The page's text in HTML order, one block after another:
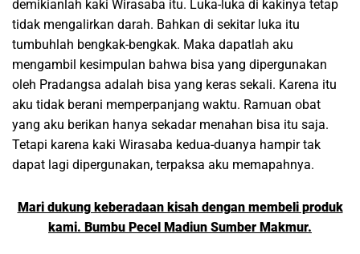
demikianlah kaki Wirasaba itu. Luka-luka di kakinya tetap
tidak mengalirkan darah. Bahkan di sekitar luka itu
tumbuhlah bengkak-bengkak. Maka dapatlah aku
mengambil kesimpulan bahwa bisa yang dipergunakan
oleh Pradangsa adalah bisa yang keras sekali. Karena itu
aku tidak berani memperpanjang waktu. Ramuan obat
yang aku berikan hanya sekadar menahan bisa itu saja.
Tetapi karena kaki Wirasaba kedua-duanya hampir tak
dapat lagi dipergunakan, terpaksa aku memapahnya.
Mari dukung keberadaan kisah dengan membeli produk
kami. Bumbu Pecel Madiun Sumber Makmur.